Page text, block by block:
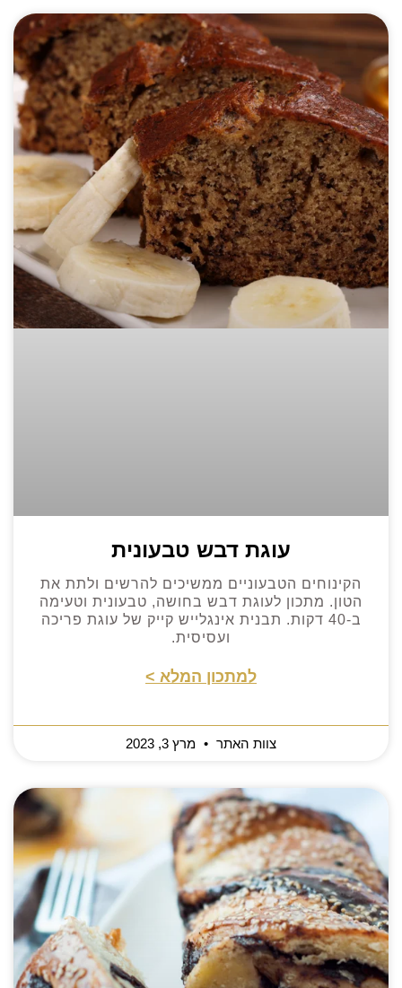
עוגת דבש טבעונית
הקינוחים הטבעוניים ממשיכים להרשים ולתת את
הטון. מתכון לעוגת דבש בחושה, טבעונית וטעימה
ב-40 דקות. תבנית אינגלייש קייק של עוגת פריכה
ועסיסית.
למתכון המלא >
צוות האתר מרץ 3, 2023